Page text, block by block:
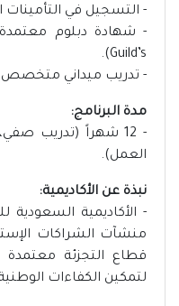
- التسجيل في التأمينات
Guild’s).
- تدريب ميداني متخصص.
مدة البرنامج:
- 12 شهراً (تدريب
العمل).
نبذة عن الأكاديمية:
- الأكاديمية
منشآت الشراكات
قطاع التجزئة
لتمكين الكفاءات